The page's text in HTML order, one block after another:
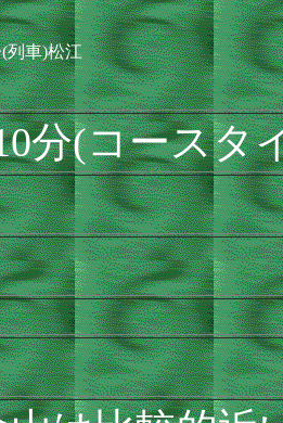
列車)松江
分(コースタ